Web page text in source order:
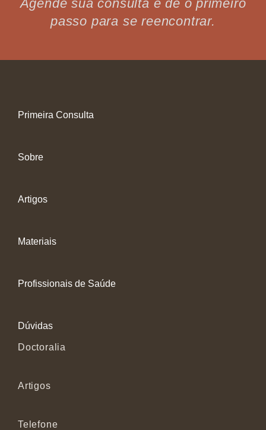
Agende sua consulta e dê o primeiro
passo para se reencontrar.
Primeira Consulta
Sobre
Artigos
Materiais
Profissionais de Saúde
Dúvidas
Doctoralia
Artigos
Telefone